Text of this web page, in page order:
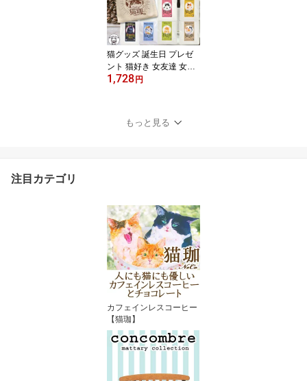
ト付き）】雑貨 小さい
可愛いトイレ フィギュア
車内 インテリア かわい
い 飾り ミニチュア
猫グッズ 誕生日 プレゼ
ント 猫好き 女友達 女性
カフェインレスコーヒー
料 男性 1000円 ドリップ
デカフェ 健康 インスタ
1,728 円
もっと見る
注目カテゴリ
カフェインレスコーヒー
【猫珈】